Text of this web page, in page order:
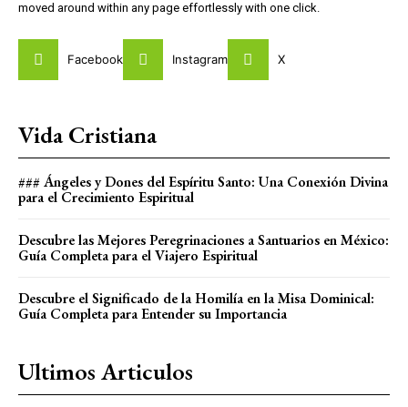
moved around within any page effortlessly with one click.
Facebook Instagram X
Vida Cristiana
### Ángeles y Dones del Espíritu Santo: Una Conexión Divina
para el Crecimiento Espiritual
Descubre las Mejores Peregrinaciones a Santuarios en México:
Guía Completa para el Viajero Espiritual
Descubre el Significado de la Homilía en la Misa Dominical:
Guía Completa para Entender su Importancia
Ultimos Articulos